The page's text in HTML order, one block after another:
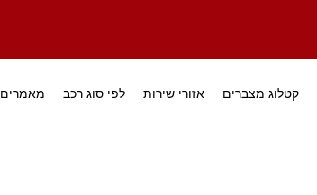
קטלוג מצברים אזורי שירות לפי סוג רכב מאמרים